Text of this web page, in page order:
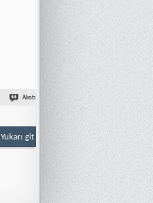
Alıntı
Yukarı git